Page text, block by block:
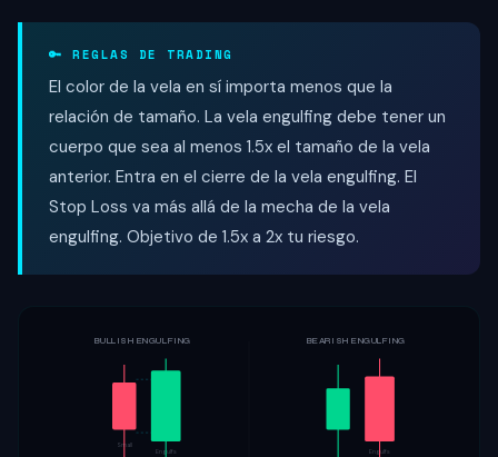
🔑 REGLAS DE TRADING
El color de la vela en sí importa menos que la
relación de tamaño. La vela engulfing debe tener un
cuerpo que sea al menos 1.5x el tamaño de la vela
anterior. Entra en el cierre de la vela engulfing. El
Stop Loss va más allá de la mecha de la vela
engulfing. Objetivo de 1.5x a 2x tu riesgo.
BULLISH ENGULFING
Small
Engulfs
BEARISH ENGULFING
Engulfs